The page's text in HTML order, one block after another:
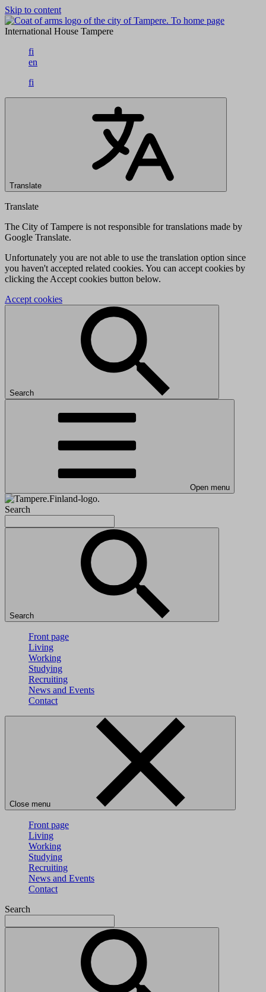
Skip to content
To home page
International House Tampere
fi
en
fi
Translate
Translate
The City of Tampere is not responsible for translations made by
Google Translate.
Unfortunately you are not able to use the translation option since
you haven't accepted related cookies. You can accept cookies by
clicking the Accept cookies button below.
Accept cookies
Search
Open menu
Search
Search
Front page
Living
Working
Studying
Recruiting
News and Events
Contact
Close menu
Front page
Living
Working
Studying
Recruiting
News and Events
Contact
Search